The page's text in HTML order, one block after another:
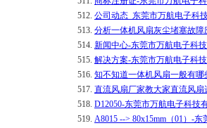
512. 公司动态_东莞市万航电子科
513. 分析一体机风扇灰尘堵塞故
514. 新闻中心-东莞市万航电子科
515. 解决方案-东莞市万航电子科
516. 知不知道一体机风扇一般有
517. 直流风扇厂家教大家直流风
518. D12050-东莞市万航电子科技
519. A8015 --> 80x15mm（01）-